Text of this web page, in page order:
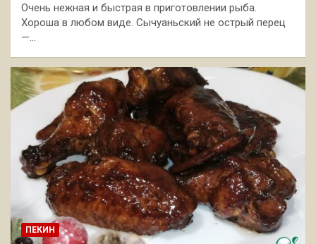
Очень нежная и быстрая в приготовлении рыба.
Хороша в любом виде. Сычуаньский не острый перец
—…
ПЕКИН